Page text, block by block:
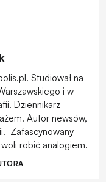
Studiował na
i w
Dziennikarz
Autor newsów,
Zafascynowany
robić analogiem.